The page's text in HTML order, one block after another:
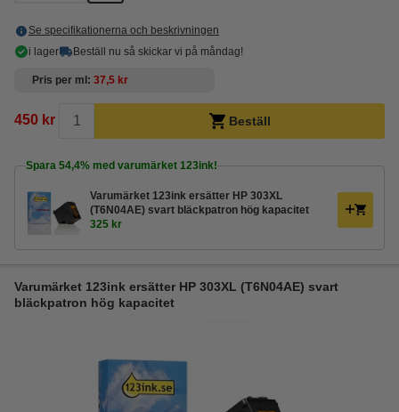
Se specifikationerna och beskrivningen
i lager
Beställ nu så skickar vi på måndag!
Pris per ml 37,5 kr
450 kr Beställ
Spara 54,4% med varumärket 123ink!
Varumärket 123ink ersätter HP 303XL
(T6N04AE) svart bläckpatron hög kapacitet
325 kr
Varumärket 123ink ersätter HP 303XL (T6N04AE) svart
bläckpatron hög kapacitet